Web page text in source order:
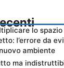
lo
l’errore da
ambiente
ma